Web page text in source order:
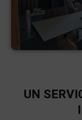
UN